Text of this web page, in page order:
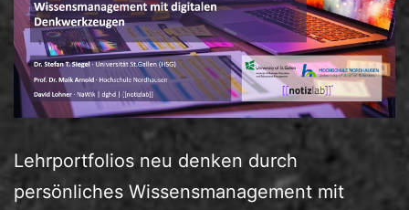
Lehrportfolios neu denken durch
persönliches Wissensmanagement mit